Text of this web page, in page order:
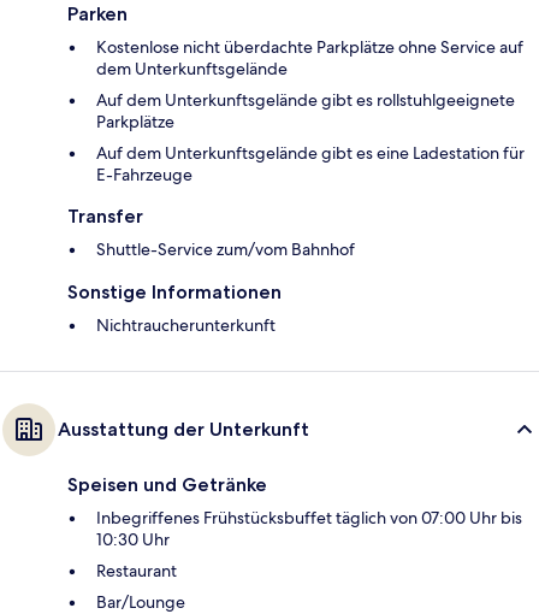
Parken
Kostenlose nicht überdachte Parkplätze ohne Service auf
dem Unterkunftsgelände
Auf dem Unterkunftsgelände gibt es rollstuhlgeeignete
Parkplätze
Auf dem Unterkunftsgelände gibt es eine Ladestation für
E-Fahrzeuge
Transfer
Shuttle-Service zum/vom Bahnhof
Sonstige Informationen
Nichtraucherunterkunft
Ausstattung der Unterkunft
Speisen und Getränke
Inbegriffenes Frühstücksbuffet täglich von 07:00 Uhr bis
10:30 Uhr
Restaurant
Bar/Lounge